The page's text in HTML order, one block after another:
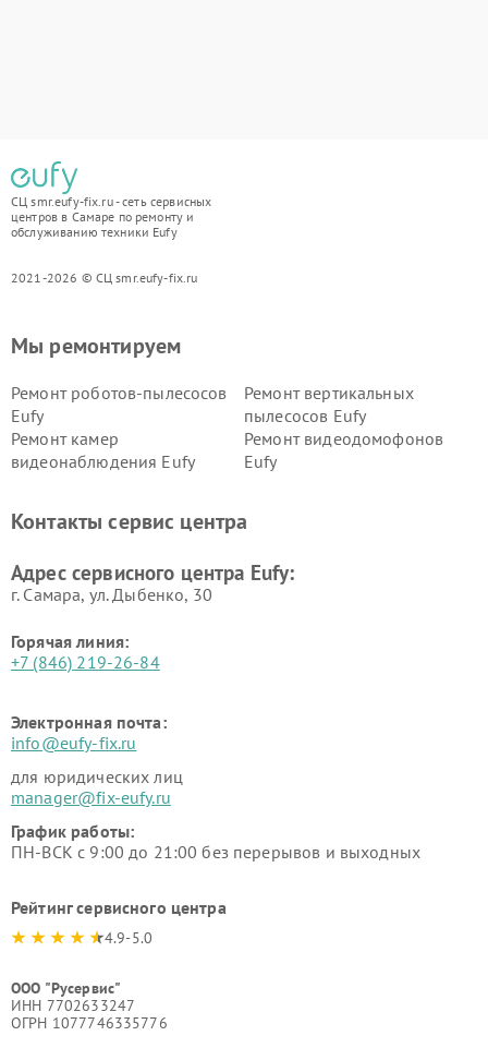
СЦ smr.eufy-fix.ru - сеть сервисных
центров в Самаре по ремонту и
обслуживанию техники Eufy
2021-2026 © СЦ smr.eufy-fix.ru
Мы ремонтируем
Ремонт роботов-пылесосов
Eufy
Ремонт вертикальных
пылесосов Eufy
Ремонт камер
видеонаблюдения Eufy
Ремонт видеодомофонов
Eufy
Контакты сервис центра
Адрес сервисного центра Eufy:
г. Самара, ул. Дыбенко, 30
Горячая линия:
+7 (846) 219-26-84
Электронная почта:
info@eufy-fix.ru
для юридических лиц
manager@fix-eufy.ru
График работы:
ПН-ВСК с 9:00 до 21:00 без перерывов и выходных
Рейтинг сервисного центра
4.9-5.0
ООО "Русервис"
ИНН 7702633247
ОГРН 1077746335776